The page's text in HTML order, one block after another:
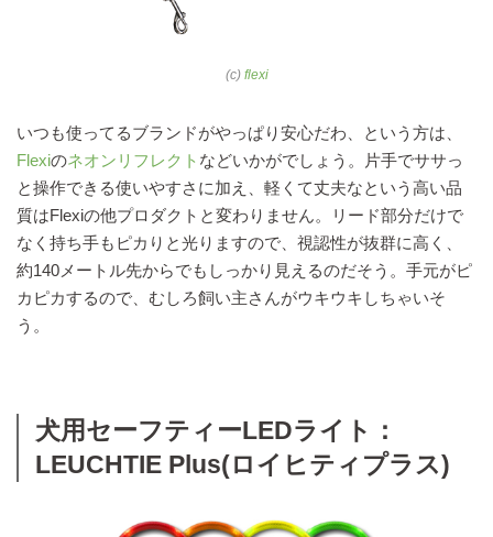
(c) flexi
いつも使ってるブランドがやっぱり安心だわ、という方は、
Flexiのネオンリフレクト などいかがでしょう。片手でササっ
と操作できる使いやすさに加え、軽くて丈夫なという高い品
質はFlexiの他プロダクトと変わりません。リード部分だけで
なく持ち手もピカりと光りますので、視認性が抜群に高く、
約140メートル先からでもしっかり見えるのだそう。手元がピ
カピカするので、むしろ飼い主さんがウキウキしちゃいそ
う。
犬用セーフティーLEDライト：
LEUCHTIE Plus(ロイヒティプラス)